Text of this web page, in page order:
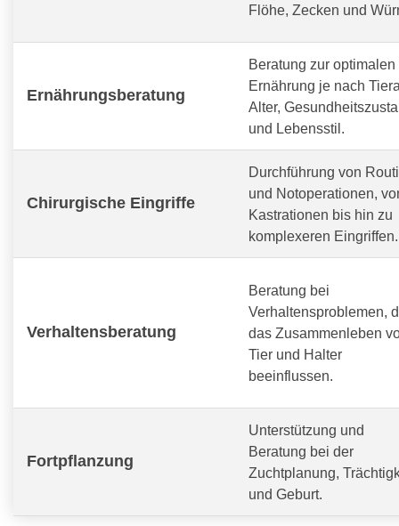
Flöhe, Zecken und
Ernährungsberatung
Beratung zur optimalen
Ernährung je nach
Alter,
und Lebensstil.
Chirurgische Eingriffe
Durchführung von
und Notoperationen,
Kastrationen bis hin zu
komplexeren Eingriffen.
Verhaltensberatung
Beratung bei
Verhaltensproblemen,
das Zusammenleben
Tier und Halter
beeinflussen.
Fortpflanzung
Unterstützung und
Beratung bei der
Zuchtplanung,
und Geburt.